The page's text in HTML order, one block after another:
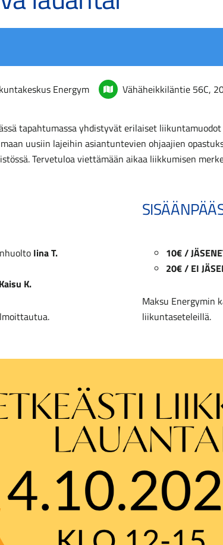
Energym Vähäheikkiläntie 56C,
tapahtumassa yhdistyvät erilaiset
uusiin lajeihin asiantuntevien ohjaajien
Tervetuloa viettämään aikaa liikkumisen
Iina T.
Kaisu K.
10€ /
20€ / EI
Maksu Energymin
liikuntaseteleillä.